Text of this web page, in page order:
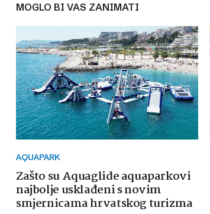
MOGLO BI VAS ZANIMATI
AQUAPARK
Zašto su Aquaglide aquaparkovi
najbolje usklađeni s novim
smjernicama hrvatskog turizma